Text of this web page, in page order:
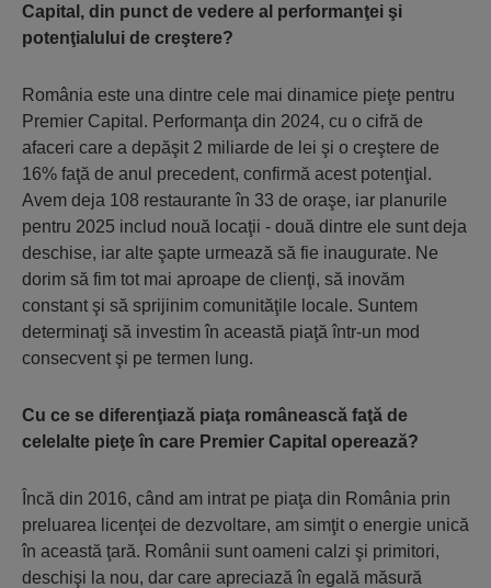
Capital, din punct de vedere al performanţei şi
potenţialului de creştere?
România este una dintre cele mai dinamice pieţe pentru
Premier Capital. Performanţa din 2024, cu o cifră de
afaceri care a depăşit 2 miliarde de lei şi o creştere de
16% faţă de anul precedent, confirmă acest potenţial.
Avem deja 108 restaurante în 33 de oraşe, iar planurile
pentru 2025 includ nouă locaţii - două dintre ele sunt deja
deschise, iar alte şapte urmează să fie inaugurate. Ne
dorim să fim tot mai aproape de clienţi, să inovăm
constant şi să sprijinim comunităţile locale. Suntem
determinaţi să investim în această piaţă într-un mod
consecvent şi pe termen lung.
Cu ce se diferenţiază piaţa românească faţă de
celelalte pieţe în care Premier Capital operează?
Încă din 2016, când am intrat pe piaţa din România prin
preluarea licenţei de dezvoltare, am simţit o energie unică
în această ţară. Românii sunt oameni calzi şi primitori,
deschişi la nou, dar care apreciază în egală măsură